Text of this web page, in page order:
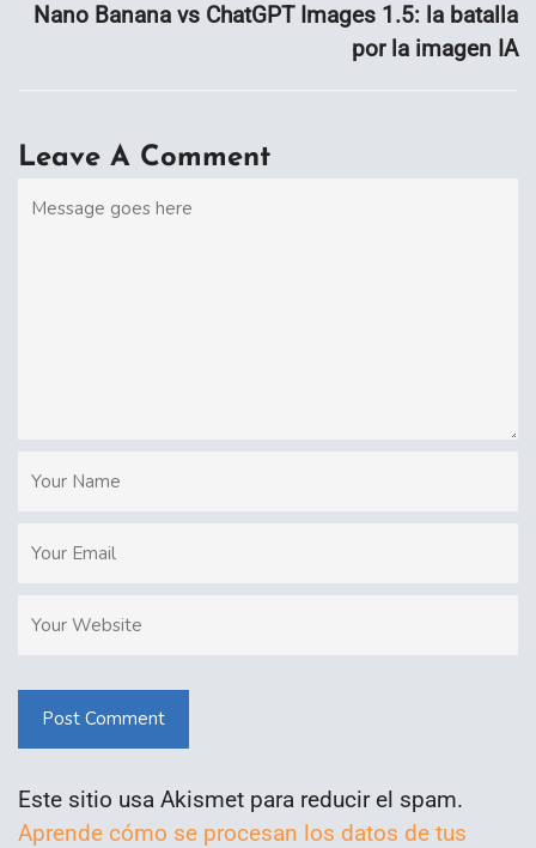
Nano Banana vs ChatGPT Images 1.5: la batalla
por la imagen IA
Leave A Comment
Post Comment
Este sitio usa Akismet para reducir el spam.
Aprende cómo se procesan los datos de tus